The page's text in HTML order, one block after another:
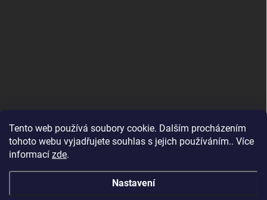
Tento web používá soubory cookie. Dalším procházením
tohoto webu vyjadřujete souhlas s jejich používáním.. Více
informací zde.
Nastavení